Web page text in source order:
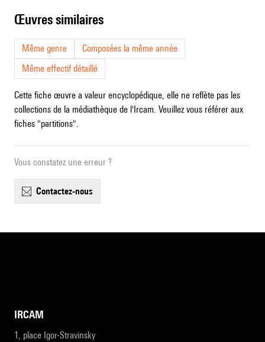
œuvres similaires
Même genre
Composées la même année
Même effectif détaillé
Cette fiche œuvre a valeur encyclopédique, elle ne reflète pas les
collections de la médiathèque de l'Ircam. Veuillez vous référer aux
fiches "partitions".
Vous constatez une erreur ?
contactez-nous
IRCAM
1, place Igor-Stravinsky